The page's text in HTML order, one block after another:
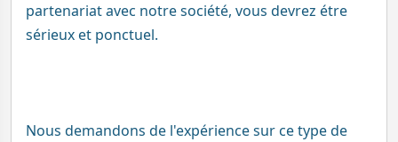
partenariat avec notre société, vous devrez étre
sérieux et ponctuel.
Nous demandons de l'expérience sur ce type de